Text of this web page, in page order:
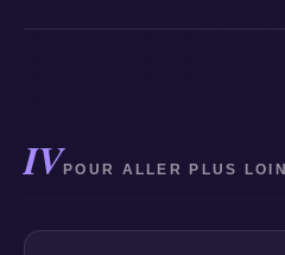
IVPOUR ALLER PLUS LOIN